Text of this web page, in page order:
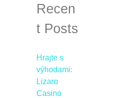
c
o
r
:
Recen
t Posts
Hrajte s
výhodami:
Lizaro
Casino